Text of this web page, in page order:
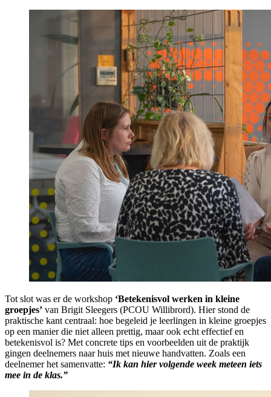
Tot slot was er de workshop ‘Betekenisvol werken in kleine
groepjes’ van Brigit Sleegers (PCOU Willibrord). Hier stond de
praktische kant centraal: hoe begeleid je leerlingen in kleine groepjes
op een manier die niet alleen prettig, maar ook echt effectief en
betekenisvol is? Met concrete tips en voorbeelden uit de praktijk
gingen deelnemers naar huis met nieuwe handvatten. Zoals een
deelnemer het samenvatte: “Ik kan hier volgende week meteen iets
mee in de klas.”